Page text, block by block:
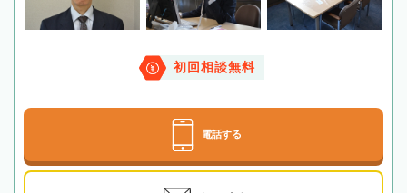
初回相談無料
電話する